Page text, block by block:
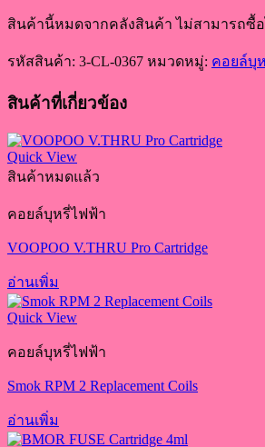
สินค้านี้หมดจากคลังสินค้า ไม่สามารถซื้
รหัสสินค้า: 3-CL-0367 หมวดหมู่: คอยล์บุ
สินค้าที่เกี่ยวข้อง
Quick View
สินค้าหมดแล้ว
คอยล์บุหรี่ไฟฟ้า
VOOPOO V.THRU Pro Cartridge
อ่านเพิ่ม
Quick View
คอยล์บุหรี่ไฟฟ้า
Smok RPM 2 Replacement Coils
อ่านเพิ่ม